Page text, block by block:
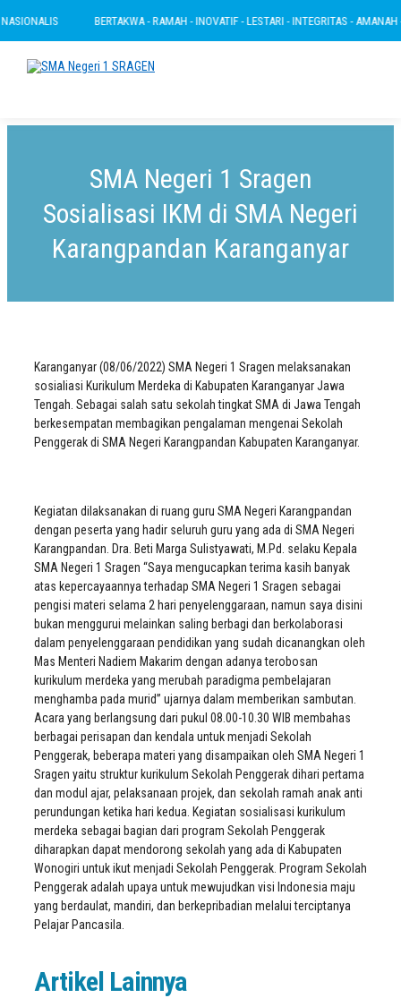
BERTAKWA - RAMAH - INOVATIF - LESTARI - INTEGRITAS - AMANAH -
SMA Negeri 1 Sragen
Sosialisasi IKM di SMA Negeri
Karangpandan Karanganyar
Karanganyar (08/06/2022) SMA Negeri 1 Sragen melaksanakan
sosialiasi Kurikulum Merdeka di Kabupaten Karanganyar Jawa
Tengah. Sebagai salah satu sekolah tingkat SMA di Jawa Tengah
berkesempatan membagikan pengalaman mengenai Sekolah
Penggerak di SMA Negeri Karangpandan Kabupaten Karanganyar.
Kegiatan dilaksanakan di ruang guru SMA Negeri Karangpandan
dengan peserta yang hadir seluruh guru yang ada di SMA Negeri
Karangpandan. Dra. Beti Marga Sulistyawati, M.Pd. selaku Kepala
SMA Negeri 1 Sragen “Saya mengucapkan terima kasih banyak
atas kepercayaannya terhadap SMA Negeri 1 Sragen sebagai
pengisi materi selama 2 hari penyelenggaraan, namun saya disini
bukan menggurui melainkan saling berbagi dan berkolaborasi
dalam penyelenggaraan pendidikan yang sudah dicanangkan oleh
Mas Menteri Nadiem Makarim dengan adanya terobosan
kurikulum merdeka yang merubah paradigma pembelajaran
menghamba pada murid” ujarnya dalam memberikan sambutan.
Acara yang berlangsung dari pukul 08.00-10.30 WIB membahas
berbagai perisapan dan kendala untuk menjadi Sekolah
Penggerak, beberapa materi yang disampaikan oleh SMA Negeri 1
Sragen yaitu struktur kurikulum Sekolah Penggerak dihari pertama
dan modul ajar, pelaksanaan projek, dan sekolah ramah anak anti
perundungan ketika hari kedua. Kegiatan sosialisasi kurikulum
merdeka sebagai bagian dari program Sekolah Penggerak
diharapkan dapat mendorong sekolah yang ada di Kabupaten
Wonogiri untuk ikut menjadi Sekolah Penggerak. Program Sekolah
Penggerak adalah upaya untuk mewujudkan visi Indonesia maju
yang berdaulat, mandiri, dan berkepribadian melalui terciptanya
Pelajar Pancasila.
Artikel Lainnya